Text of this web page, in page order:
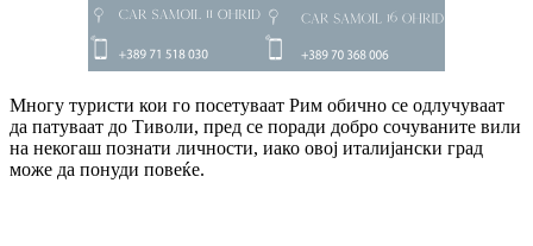
Многу туристи кои го посетуваат Рим обично се одлучуваат
да патуваат до Тиволи, пред се поради добро сочуваните вили
на некогаш познати личности, иако овој италијански град
може да понуди повеќе.